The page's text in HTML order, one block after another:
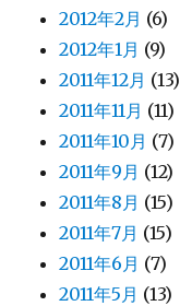
2012年2月 (6)
2012年1月 (9)
2011年12月 (13)
2011年11月 (11)
2011年10月 (7)
2011年9月 (12)
2011年8月 (15)
2011年7月 (15)
2011年6月 (7)
2011年5月 (13)